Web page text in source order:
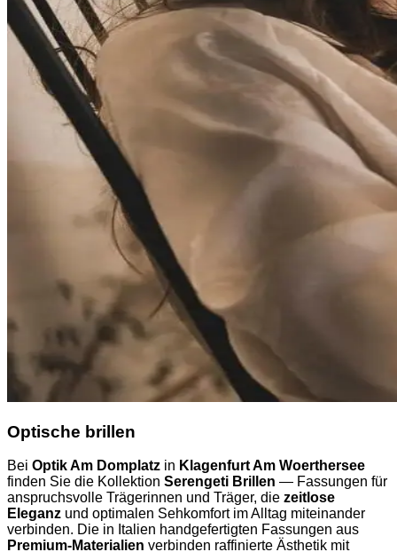
Optische brillen
Bei Optik Am Domplatz in Klagenfurt Am Woerthersee
finden Sie die Kollektion Serengeti Brillen — Fassungen für
anspruchsvolle Trägerinnen und Träger, die zeitlose
Eleganz und optimalen Sehkomfort im Alltag miteinander
verbinden. Die in Italien handgefertigten Fassungen aus
Premium-Materialien verbinden raffinierte Ästhetik mit